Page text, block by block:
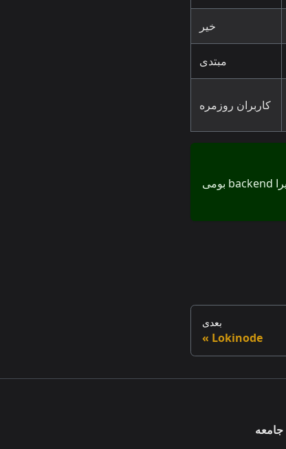
خیر
مبتدی
کاربران روزمره
شروع کنید، زیرا backend بومی
بعدی
Lokinode
جامعه